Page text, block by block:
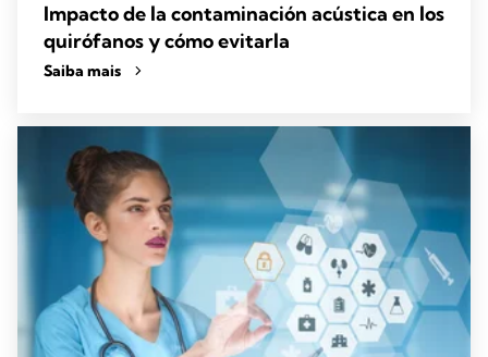
Impacto de la contaminación acústica en los
quirófanos y cómo evitarla
Saiba mais